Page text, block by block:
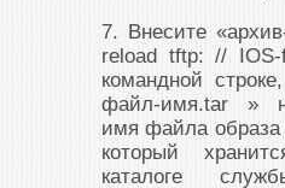
7. Внесите
reload tftp: //
командной
файл-имя.tar »
имя файла образа
который
каталоге